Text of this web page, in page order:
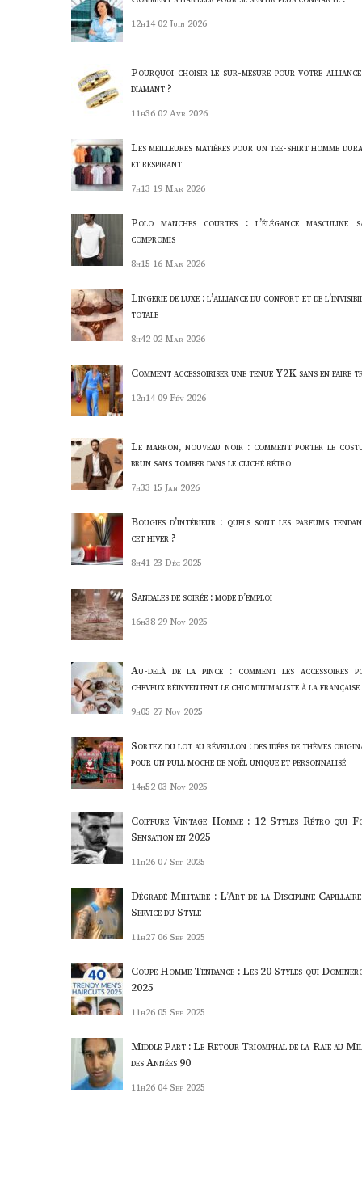
12h14 02 Juin 2026
Pourquoi choisir le sur-mesure pour votre
diamant ?
11h36 02 Avr 2026
Les meilleures matières pour un tee-shirt homme
et respirant
7h13 19 Mar 2026
Polo manches courtes : l’élégance masculine
compromis
8h15 16 Mar 2026
Lingerie de luxe : l’alliance du confort et de
totale
8h42 02 Mar 2026
Comment accessoiriser une tenue Y2K sans en faire
12h14 09 Fév 2026
Le marron, nouveau noir : comment porter le
brun sans tomber dans le cliché rétro
7h33 15 Jan 2026
Bougies d’intérieur : quels sont les parfums
cet hiver ?
8h41 23 Déc 2025
Sandales de soirée : mode d’emploi
16h38 29 Nov 2025
Au-delà de la pince : comment les accessoires
cheveux réinventent le chic minimaliste à la française
9h05 27 Nov 2025
Sortez du lot au réveillon : des idées de thèmes
pour un pull moche de noël unique et personnalisé
14h52 03 Nov 2025
Coiffure Vintage Homme : 12 Styles Rétro qui
Sensation en 2025
11h26 07 Sep 2025
Dégradé Militaire : L’Art de la Discipline
Service du Style
11h27 06 Sep 2025
Coupe Homme Tendance : Les 20 Styles qui
2025
11h26 05 Sep 2025
Middle Part : Le Retour Triomphal de la Raie au
des Années 90
11h26 04 Sep 2025